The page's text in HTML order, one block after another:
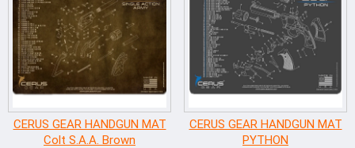
CERUS GEAR HANDGUN MAT
Colt S.A.A. Brown
CERUS GEAR HANDGUN MAT
PYTHON